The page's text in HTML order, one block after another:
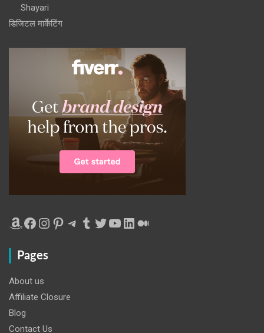
Shayari
डिजिटल मार्केटिंग
Amazon
Facebook
Instagram
Pinterest
Telegram
Tumblr
Twitter
YouTube
LinkedIn
Medium
Pages
About us
Affiliate Closure
Blog
Contact Us